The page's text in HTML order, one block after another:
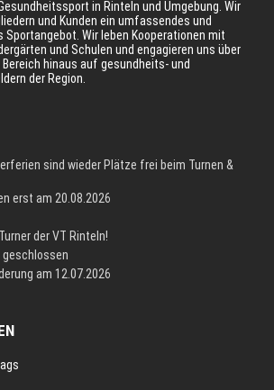
in Rinteln und Umgebung. Wir
und Kunden ein umfassendes und
Sportangebot. Wir leben Kooperationen mit
und Schulen und engagieren uns über
hinaus auf gesundheits- und
der Region.
sind wieder Plätze frei beim Turnen &
erst am 20.08.2026
der VT Rinteln!
am 12.07.2026